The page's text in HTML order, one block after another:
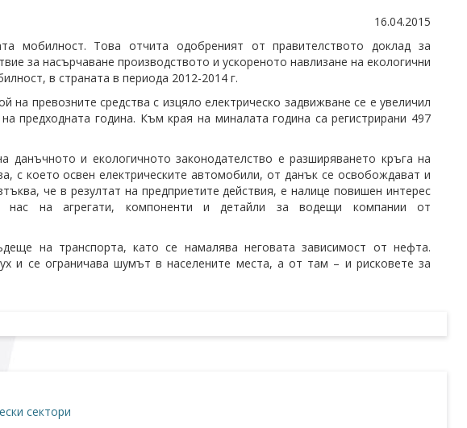
16.04.2015
мобилност. Това отчита одобреният от правителството доклад за
за насърчаване производството и ускореното навлизане на екологични
в страната в периода 2012-2014 г.
превозните средства с изцяло електрическо задвижване се е увеличил
предходната година. Към края на миналата година са регистрирани 497
данъчното и екологичното законодателство е разширяването кръга на
с което освен електрическите автомобили, от данък се освобождават и
че в резултат на предприетите действия, е налице повишен интерес
нас на агрегати, компоненти и детайли за водещи компании от
на транспорта, като се намалява неговата зависимост от нефта.
и се ограничава шумът в населените места, а от там – и рисковете за
сектори